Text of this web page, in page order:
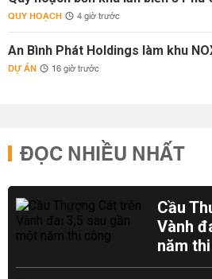
QUY HOẠCH 4 giờ trước
An Bình Phát Holdings làm khu
DỰ ÁN 16 giờ trước
ĐỌC NHIỀU NHẤT
Cầu
Vành
năm